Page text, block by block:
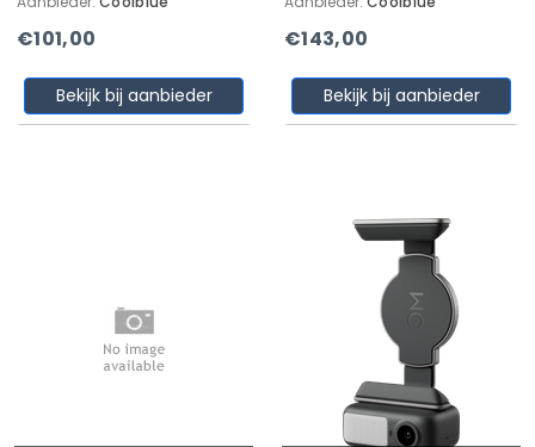
€101,00
Bekijk bij aanbieder
€143,00
Bekijk bij aanbieder